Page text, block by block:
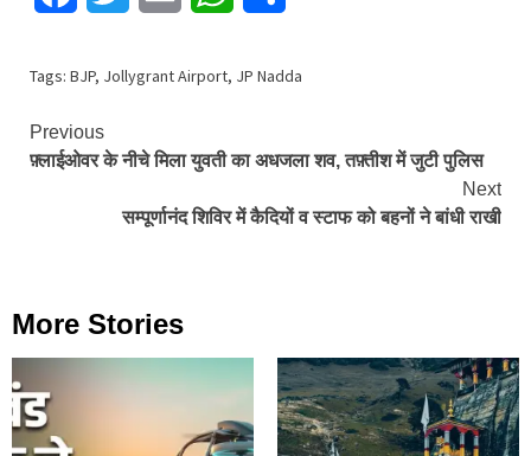
Tags: BJP, Jollygrant Airport, JP Nadda
Continue
Reading
Previous
फ़्लाईओवर के नीचे मिला युवती का अधजला शव, तफ़्तीश में जुटी पुलिस
Next
सम्पूर्णानंद शिविर में कैदियों व स्टाफ को बहनों ने बांधी राखी
More Stories